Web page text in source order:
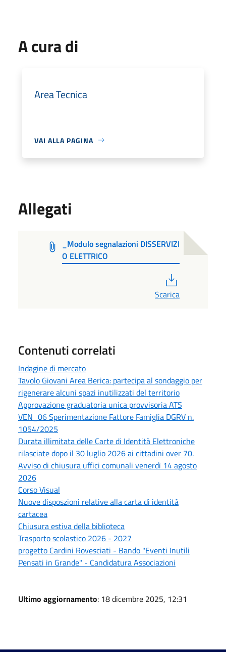
A cura di
Area Tecnica
VAI ALLA PAGINA
Allegati
_Modulo segnalazioni DISSERVIZI
O ELETTRICO
Scarica
Contenuti correlati
Indagine di mercato
Tavolo Giovani Area Berica: partecipa al sondaggio per
rigenerare alcuni spazi inutilizzati del territorio
Approvazione graduatoria unica provvisoria ATS
VEN_06 Sperimentazione Fattore Famiglia DGRV n.
1054/2025
Durata illimitata delle Carte di Identità Elettroniche
rilasciate dopo il 30 luglio 2026 ai cittadini over 70.
Avviso di chiusura uffici comunali venerdì 14 agosto
2026
Corso Visual
Nuove disposzioni relative alla carta di identità
cartacea
Chiusura estiva della biblioteca
Trasporto scolastico 2026 - 2027
progetto Cardini Rovesciati - Bando "Eventi Inutili
Pensati in Grande" - Candidatura Associazioni
Ultimo aggiornamento: 18 dicembre 2025, 12:31